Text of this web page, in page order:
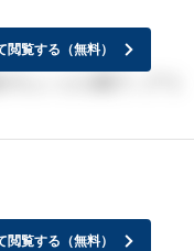
閲覧する（無料）
閲覧する（無料）